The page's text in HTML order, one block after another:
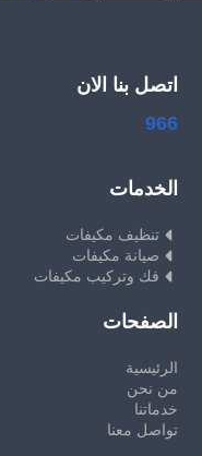
اتصل بنا الان
966
الخدمات
تنظيف مكيفات
صيانة مكيفات
فك وتركيب مكيفات
الصفحات
الرئيسية
من نحن
خدماتنا
تواصل معنا